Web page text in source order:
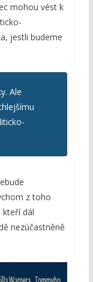
mohou vést k
jestli budeme
Ale
z toho
kteří dál
nezúčastněně